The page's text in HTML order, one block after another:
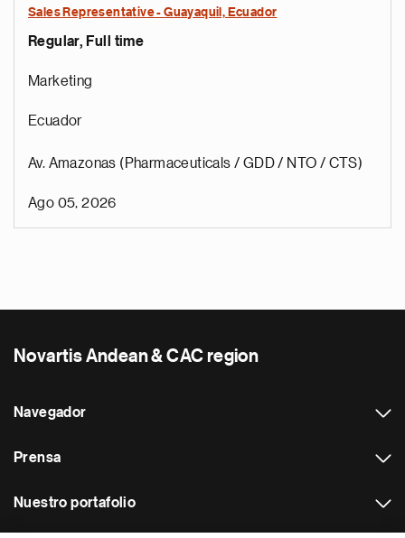
Sales Representative - Guayaquil, Ecuador
Regular, Full time
Marketing
Ecuador
Av. Amazonas (Pharmaceuticals / GDD / NTO / CTS)
Ago 05, 2026
Novartis Andean & CAC region
Navegador
Prensa
Nuestro portafolio